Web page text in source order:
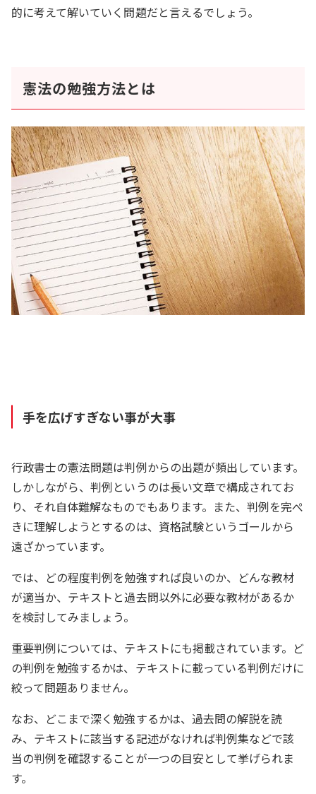
的に考えて解いていく問題だと言えるでしょう。
憲法の勉強方法とは
手を広げすぎない事が大事
行政書士の憲法問題は判例からの出題が頻出しています。
しかしながら、判例というのは長い文章で構成されてお
り、それ自体難解なものでもあります。また、判例を完ぺ
きに理解しようとするのは、資格試験というゴールから
遠ざかっています。
では、どの程度判例を勉強すれば良いのか、どんな教材
が適当か、テキストと過去問以外に必要な教材があるか
を検討してみましょう。
重要判例については、テキストにも掲載されています。ど
の判例を勉強するかは、テキストに載っている判例だけに
絞って問題ありません。
なお、どこまで深く勉強するかは、過去問の解説を読
み、テキストに該当する記述がなければ判例集などで該
当の判例を確認することが一つの目安として挙げられま
す。